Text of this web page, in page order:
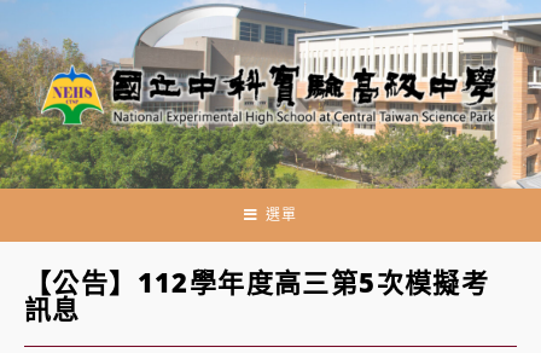
轉
至
主
要
內
選單
【公告】112學年度高三第5次模擬考
訊息